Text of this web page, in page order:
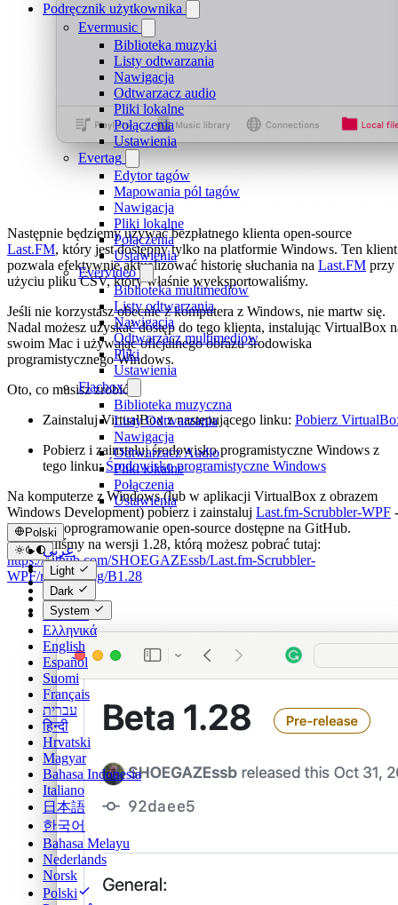
Podręcznik użytkownika
Evermusic
Biblioteka muzyki
Listy odtwarzania
Nawigacja
Odtwarzacz audio
Pliki lokalne
Połączenia
Ustawienia
Evertag
Edytor tagów
Mapowania pól tagów
Nawigacja
Pliki lokalne
Połączenia
Ustawienia
Evervideo
Biblioteka multimediów
Listy odtwarzania
Nawigacja
Odtwarzacz multimediów
Pliki
Ustawienia
Flacbox
Biblioteka muzyczna
Listy Odtwarzania
Nawigacja
Odtwarzacz Audio
Pliki lokalne
Połączenia
Ustawienia
Polski
عربي
Català
Čeština
Dansk
Deutsch
Ελληνικά
English
Español
Suomi
Français
עברית
हिन्दी
Hrvatski
Magyar
Bahasa Indonesia
Italiano
日本語
한국어
Bahasa Melayu
Nederlands
Norsk
Polski
Light
Dark
System
Następnie będziemy używać bezpłatnego klienta open-source
Last.FM, który jest dostępny tylko na platformie Windows. Ten klient
pozwala efektywnie aktualizować historię słuchania na Last.FM przy
użyciu pliku CSV, który właśnie wyeksportowaliśmy.
Jeśli nie korzystasz obecnie z komputera z Windows, nie martw się.
Nadal możesz uzyskać dostęp do tego klienta, instalując VirtualBox
swoim Mac i używając oficjalnego obrazu środowiska
programistycznego Windows.
Oto, co musisz zrobić:
Zainstaluj VirtualBox z następującego linku: Pobierz
Pobierz i zainstaluj środowisko programistyczne Windows z
tego linku:Środowisko programistyczne Windows
Na komputerze z Windows (lub w aplikacji VirtualBox z obrazem
Windows Development) pobierz i zainstaluj Last.fm-Scrubbler-WPF -
bezpłatne oprogramowanie open-source dostępne na GitHub.
Testowaliśmy na wersji 1.28, którą możesz pobrać tutaj:
https://github.com/SHOEGAZEssb/Last.fm-Scrubbler-
WPF/releases/tag/B1.28